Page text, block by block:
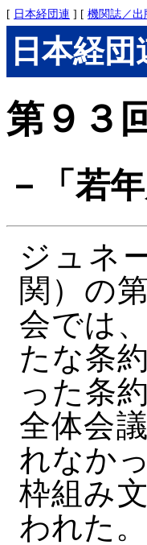
[ 日本経団連 ] [ 機関誌／出
日本経
第９３
－「若
ジュネ
関）の
会では
たな条
った条
全体会
れなか
枠組み
われた